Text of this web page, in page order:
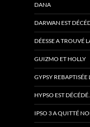
DANA
DARWAN EST
DÉESSE A TROUVÉ
GUIZMO ET HOLLY
GYPSY
HYPSO EST
IPSO 3 A QUITTÉ